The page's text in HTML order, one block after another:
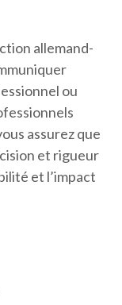
allemand-
ou
assurez que
et rigueur
et l’impact